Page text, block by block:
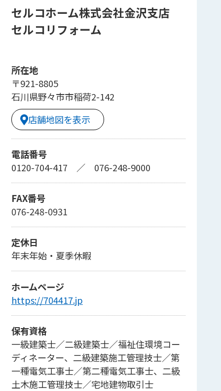
セルコホーム株式会社金沢支店
セルコリフォーム
所在地
〒921-8805
石川県野々市市稲荷2-142
店舗地図を表示
電話番号
0120-704-417 ／ 076-248-9000
FAX番号
076-248-0931
定休日
年末年始・夏季休暇
ホームページ
https://704417.jp
保有資格
一級建築士／二級建築士／福祉住環境コー
ディネーター、二級建築施工管理技士／第
一種電気工事士／第二種電気工事士、二級
土木施工管理技士／宅地建物取引士